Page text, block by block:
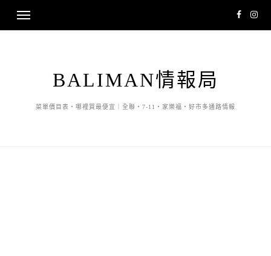
BALIMAN情報局
菜單價目表・哪裡買最便宜｜全聯・7-11・家樂福・好市多通路情報